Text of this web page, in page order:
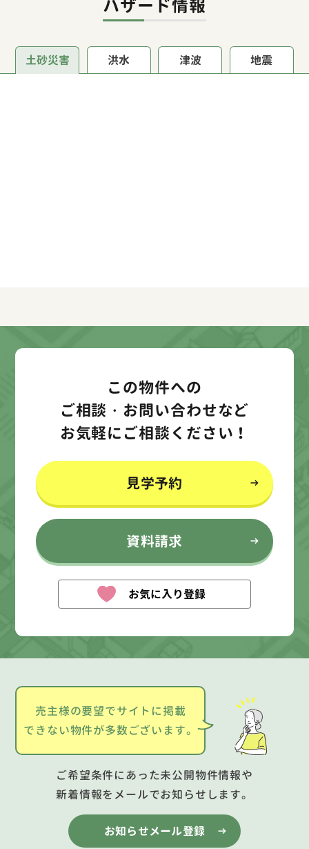
ハザード情報
土砂災害 洪水 津波 地震
この物件への
ご相談・お問い合わせなど
お気軽にご相談ください！
見学予約
資料請求
お気に入り登録
売主様の要望でサイトに掲載
できない物件が多数ございます。
ご希望条件にあった未公開物件情報や
新着情報をメールでお知らせします。
お知らせメール登録